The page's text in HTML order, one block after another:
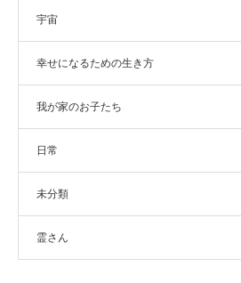
宇宙
幸せになるための生き方
我が家のお子たち
日常
未分類
霊さん